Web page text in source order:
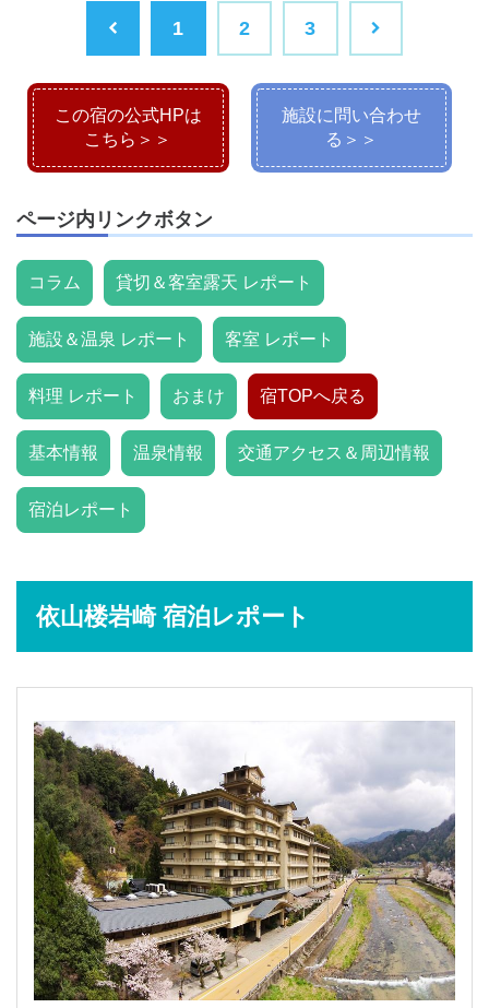
1 2 3
この宿の公式HPは
こちら＞＞
施設に問い合わせ
る＞＞
ページ内リンクボタン
コラム 貸切＆客室露天 レポート
施設＆温泉 レポート 客室 レポート
料理 レポート おまけ 宿TOPへ戻る
基本情報 温泉情報 交通アクセス＆周辺情報
宿泊レポート
依山楼岩崎 宿泊レポート